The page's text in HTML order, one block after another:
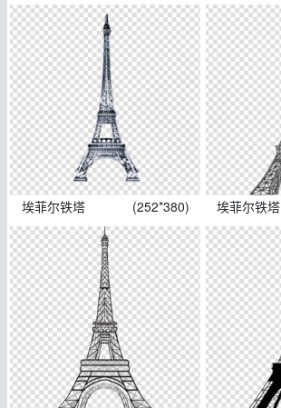
埃菲尔铁塔 (252*380) 埃菲尔铁塔